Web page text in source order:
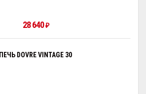
28 640₽
ПЕЧЬ DOVRE VINTAGE 30